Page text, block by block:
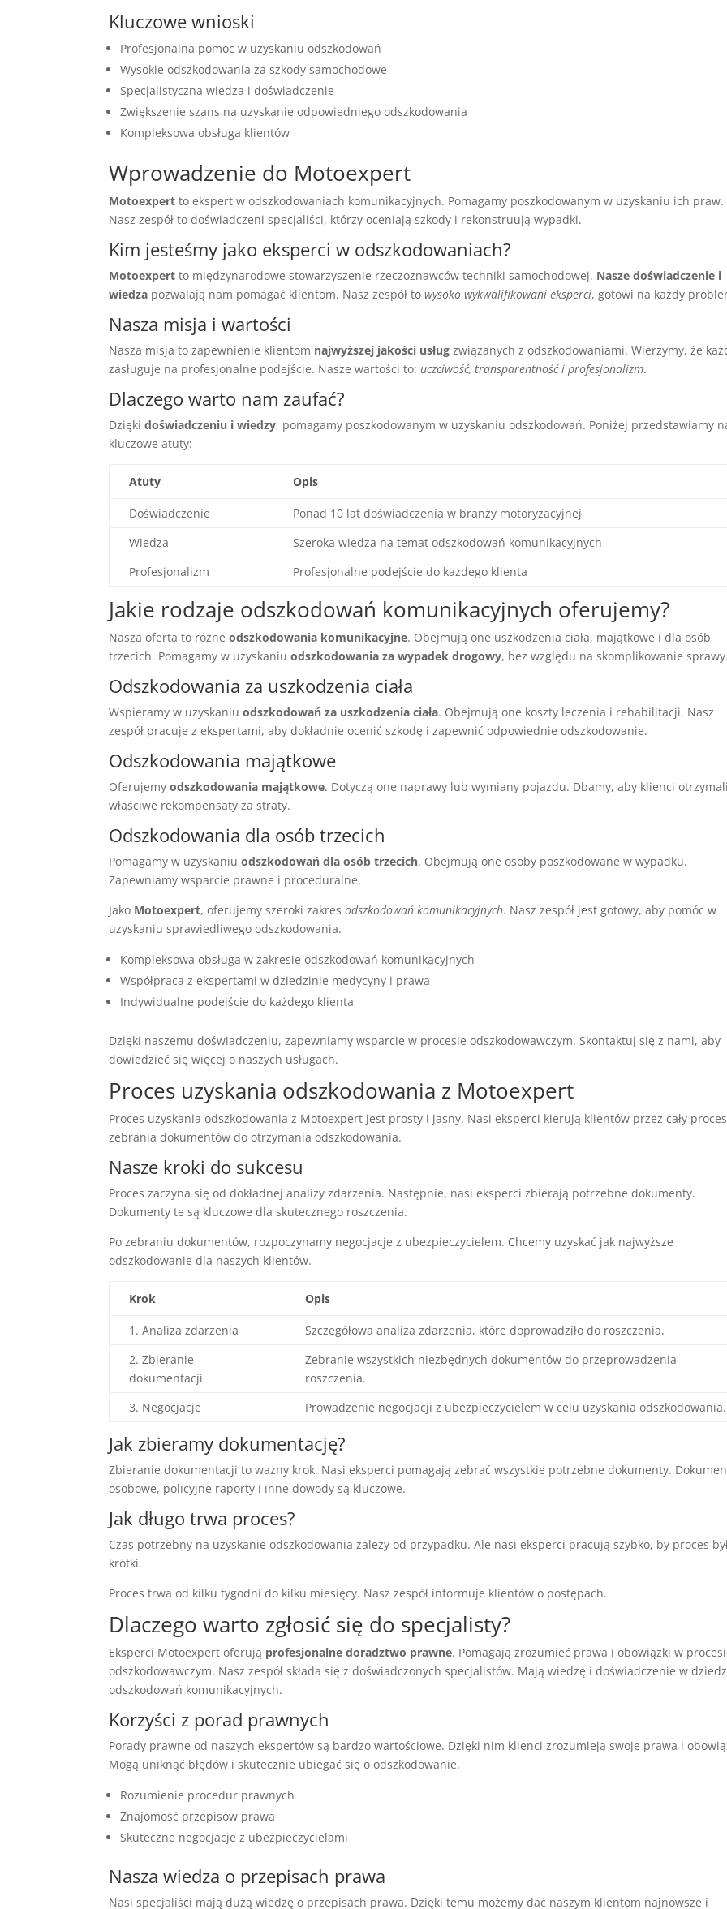
Kluczowe wnioski
Profesjonalna pomoc w uzyskaniu odszkodowań
Wysokie odszkodowania za szkody samochodowe
Specjalistyczna wiedza i doświadczenie
Zwiększenie szans na uzyskanie odpowiedniego odszkodowania
Kompleksowa obsługa klientów
Wprowadzenie do Motoexpert
Motoexpert to ekspert w odszkodowaniach komunikacyjnych. Pomagamy poszkodowanym w uzyskaniu ich praw.
Nasz zespół to doświadczeni specjaliści, którzy oceniają szkody i rekonstruują wypadki.
Kim jesteśmy jako eksperci w odszkodowaniach?
Motoexpert to międzynarodowe stowarzyszenie rzeczoznawców techniki samochodowej. Nasze doświadczenie i
wiedza pozwalają nam pomagać klientom. Nasz zespół towysoko wykwalifikowani eksperci, gotowi na każdy
Nasza misja i wartości
Nasza misja to zapewnienie klientom najwyższej jakości usług związanych z odszkodowaniami. Wierzymy, że
zasługuje na profesjonalne podejście. Nasze wartości to:uczciwość, transparentność i profesjonalizm.
Dlaczego warto nam zaufać?
Dziękidoświadczeniu i wiedzy, pomagamy poszkodowanym w uzyskaniu odszkodowań. Poniżej przedstawiamy
kluczowe atuty:
Atuty Opis
Doświadczenie
Ponad 10 lat doświadczenia w branży motoryzacyjnej
Wiedza
Szeroka wiedza na temat odszkodowań komunikacyjnych
Profesjonalizm
Profesjonalne podejście do każdego klienta
Jakie rodzaje odszkodowań komunikacyjnych oferujemy?
Nasza oferta to różneodszkodowania komunikacyjne. Obejmują one uszkodzenia ciała, majątkowe i dla osób
trzecich. Pomagamy w uzyskaniuodszkodowania za wypadek drogowy, bez względu na skomplikowanie
Odszkodowania za uszkodzenia ciała
Wspieramy w uzyskaniuodszkodowań za uszkodzenia ciała. Obejmują one koszty leczenia i rehabilitacji. Nasz
zespół pracuje z ekspertami, aby dokładnie ocenić szkodę i zapewnić odpowiednie odszkodowanie.
Odszkodowania majątkowe
Oferujemyodszkodowania majątkowe. Dotyczą one naprawy lub wymiany pojazdu. Dbamy, aby klienci
właściwe rekompensaty za straty.
Odszkodowania dla osób trzecich
Pomagamy w uzyskaniuodszkodowań dla osób trzecich. Obejmują one osoby poszkodowane w wypadku.
Zapewniamy wsparcie prawne i proceduralne.
Jako Motoexpert, oferujemy szeroki zakresodszkodowań komunikacyjnych. Nasz zespół jest gotowy, aby pomóc w
uzyskaniu sprawiedliwego odszkodowania.
Kompleksowa obsługa w zakresie odszkodowań komunikacyjnych
Współpraca z ekspertami w dziedzinie medycyny i prawa
Indywidualne podejście do każdego klienta
Dzięki naszemu doświadczeniu, zapewniamy wsparcie w procesie odszkodowawczym. Skontaktuj się z nami, aby
dowiedzieć się więcej o naszych usługach.
Proces uzyskania odszkodowania z Motoexpert
Proces uzyskania odszkodowania z Motoexpert jest prosty i jasny. Nasi eksperci kierują klientów przez cały
zebrania dokumentów do otrzymania odszkodowania.
Nasze kroki do sukcesu
Proces zaczyna się od dokładnej analizy zdarzenia. Następnie, nasi eksperci zbierają potrzebne dokumenty.
Dokumenty te są kluczowe dla skutecznego roszczenia.
Po zebraniu dokumentów, rozpoczynamy negocjacje z ubezpieczycielem. Chcemy uzyskać jak najwyższe
odszkodowanie dla naszych klientów.
Krok Opis
1. Analiza zdarzenia
Szczegółowa analiza zdarzenia, które doprowadziło do roszczenia.
2. Zbieranie
dokumentacji
Zebranie wszystkich niezbędnych dokumentów do przeprowadzenia
roszczenia.
3. Negocjacje
Prowadzenie negocjacji z ubezpieczycielem w celu uzyskania odszkodowania.
Jak zbieramy dokumentację?
Zbieranie dokumentacji to ważny krok. Nasi eksperci pomagają zebrać wszystkie potrzebne dokumenty.
osobowe, policyjne raporty i inne dowody są kluczowe.
Jak długo trwa proces?
Czas potrzebny na uzyskanie odszkodowania zależy od przypadku. Ale nasi eksperci pracują szybko, by proces
krótki.
Proces trwa od kilku tygodni do kilku miesięcy. Nasz zespół informuje klientów o postępach.
Dlaczego warto zgłosić się do specjalisty?
Eksperci Motoexpert oferują profesjonalne doradztwo prawne. Pomagają zrozumieć prawa i obowiązki w
odszkodowawczym. Nasz zespół składa się z doświadczonych specjalistów. Mają wiedzę i doświadczenie w
odszkodowań komunikacyjnych.
Korzyści z porad prawnych
Porady prawne od naszych ekspertów są bardzo wartościowe. Dzięki nim klienci zrozumieją swoje prawa i
Mogą uniknąć błędów i skutecznie ubiegać się o odszkodowanie.
Rozumienie procedur prawnych
Znajomość przepisów prawa
Skuteczne negocjacje z ubezpieczycielami
Nasza wiedza o przepisach prawa
Nasi specjaliści mają dużą wiedzę o przepisach prawa. Dzięki temu możemy dać naszym klientom najnowsze i